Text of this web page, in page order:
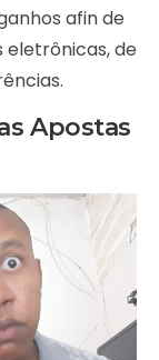
afin de
de
Apostas